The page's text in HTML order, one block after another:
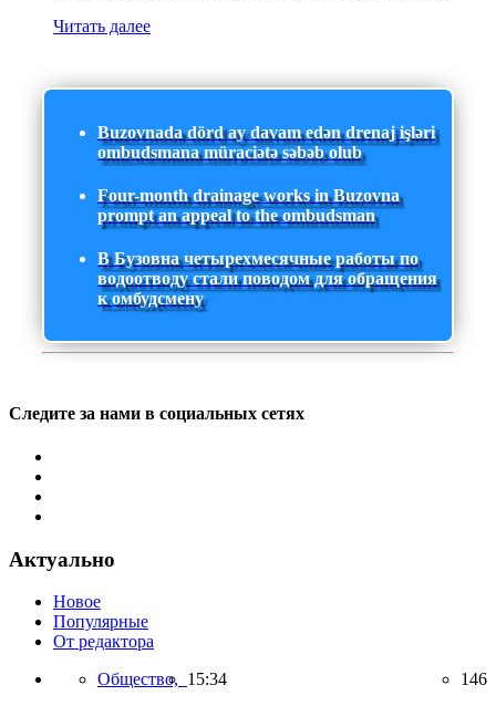
Читать далее
Buzovnada dörd ay davam edən drenaj işləri
ombudsmana müraciətə səbəb olub
Four-month drainage works in Buzovna
prompt an appeal to the ombudsman
В Бузовна четырехмесячные работы по
водоотводу стали поводом для обращения
к омбудсмену
Следите за нами в социальных сетях
Актуально
Новое
Популярные
От редактора
Общество, 15:34 146